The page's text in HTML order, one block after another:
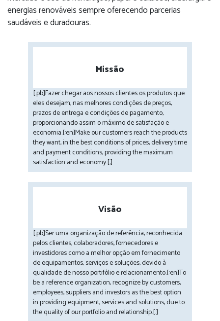
energias renováveis sempre oferecendo parcerias
saudáveis e duradouras.
Missão
[:pb]Fazer chegar aos nossos clientes os produtos que
eles desejam, nas melhores condições de preços,
prazos de entrega e condições de pagamento,
proporcionando assim o máximo de satisfação e
economia.[:en]Make our customers reach the products
they want, in the best conditions of prices, delivery time
and payment conditions, providing the maximum
satisfaction and economy.[:]
Visão
[:pb]Ser uma organização de referência, reconhecida
pelos clientes, colaboradores, fornecedores e
investidores como a melhor opção em fornecimento
de equipamentos, serviços e soluções, devido à
qualidade de nosso portifólio e relacionamento.[:en]To
be a reference organization, recognize by customers,
employees, suppliers and investors as the best option
in providing equipment, services and solutions, due to
the quality of our portfolio and relationship.[:]